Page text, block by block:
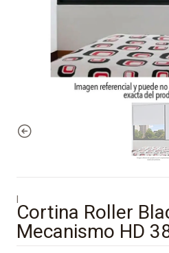
|
Cortina Roller
Mecanismo HD